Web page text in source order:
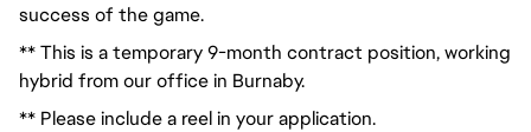
success of the game.
** This is a temporary 9-month contract position, working
hybrid from our office in Burnaby.
** Please include a reel in your application.